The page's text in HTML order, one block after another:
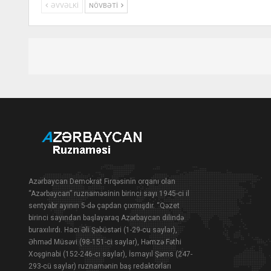
ƏVVƏLKI NÖVBƏTI
Azərbaycan Demokrat Firqəsinin orqanı olan
“Azərbaycan” ruznaməsinin birinci sayı 1945-ci il
sentyabr ayının 5-də çapdan çıxmışdır. “Qəzet
birinci sayından başlayaraq Azərbaycan dilində
buraxılırdı. Hacı Əli Şəbüstəri (1-29-cu saylar),
Əhməd Müsəvi (98-151-ci saylar), Həmzə Fəthi
Xoşginabi (152-246-cı saylar), İsmayıl Şəms (247-
293-cü saylar) ruznamənin baş redaktorları